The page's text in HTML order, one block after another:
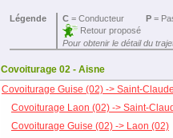
Légende C= Conducteur P=
Retour proposé
Pour obtenir le détail du
Covoiturage 02 - Aisne
Covoiturage Guise (02) -> Saint-
Covoiturage Laon (02) -> Saint-
Covoiturage Guise (02) -> Laon (02)